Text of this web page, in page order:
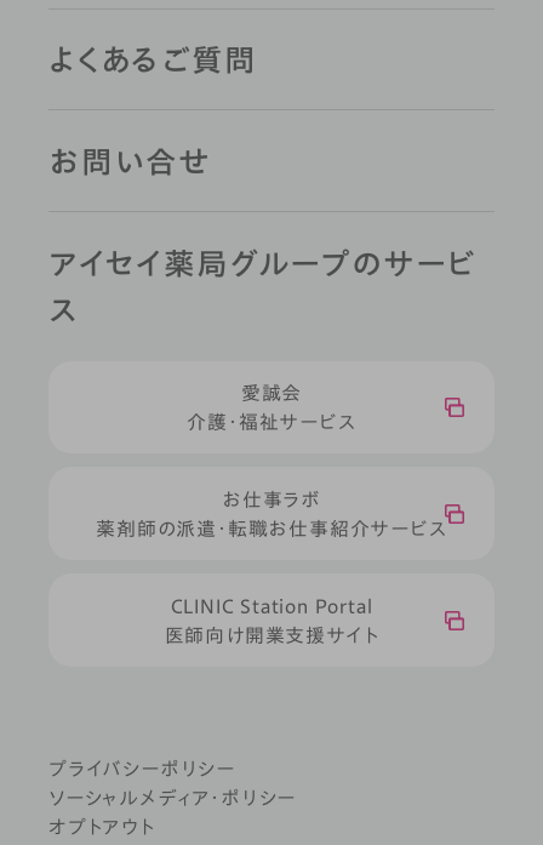
よくあるご質問
お問い合せ
アイセイ薬局グループのサービ
ス
愛誠会
介護・福祉サービス
お仕事ラボ
薬剤師の派遣・転職お仕事紹介サービス
CLINIC Station Portal
医師向け開業支援サイト
プライバシーポリシー
ソーシャルメディア・ポリシー
オプトアウト